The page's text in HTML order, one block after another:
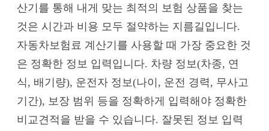
산기를 통해 내게 맞는 최적의 보험 상품을 찾는
것은 시간과 비용 모두 절약하는 지름길입니다.
자동차보험료 계산기를 사용할 때 가장 중요한 것
은 정확한 정보 입력입니다. 차량 정보(차종, 연
식, 배기량), 운전자 정보(나이, 운전 경력, 무사고
기간), 보장 범위 등을 정확하게 입력해야 정확한
비교견적을 받을 수 있습니다. 잘못된 정보 입력